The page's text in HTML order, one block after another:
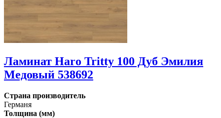
Ламинат Haro Tritty 100 Дуб Эмилия
Медовый 538692
Страна производитель
Германя
Толщина (мм)